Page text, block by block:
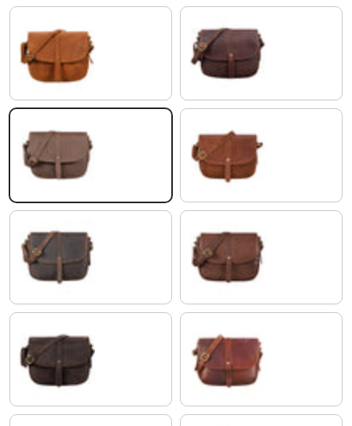
marrón - arena florida - marrón
havanna - marrón arrona - marrón
zamora - marrón maraska - marrón oscuro
marrón - moscada siena - marrón